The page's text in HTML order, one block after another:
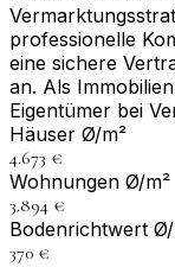
professionelle
eine sichere
an. Als
Eigentümer bei
Häuser Ø/m²
4.673 €
Wohnungen Ø/m²
3.894 €
Bodenrichtwert Ø/
370 €